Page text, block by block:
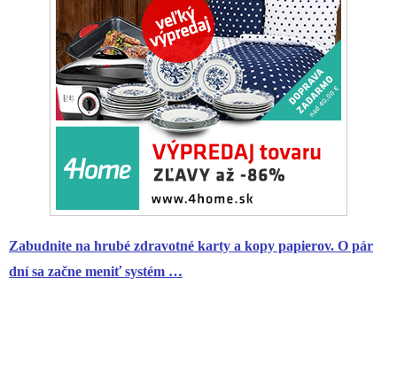
Zabudnite na hrubé zdravotné karty a kopy papierov. O pár
dní sa začne meniť systém …